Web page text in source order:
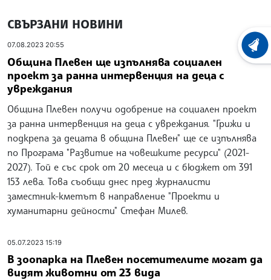
СВЪРЗАНИ НОВИНИ
07.08.2023 20:55
Община Плевен ще изпълнява социален
проект за ранна интервенция на деца с
увреждания
Община Плевен получи одобрение на социален проект
за ранна интервенция на деца с увреждания. "Грижи и
подкрепа за децата в община Плевен" ще се изпълнява
по Програма "Развитие на човешките ресурси" (2021-
2027). Той е със срок от 20 месеца и с бюджет от 391
153 лева. Това съобщи днес пред журналисти
заместник-кметът в направление "Проекти и
хуманитарни дейности" Стефан Милев.
05.07.2023 15:19
В зоопарка на Плевен посетителите могат да
видят животни от 23 вида